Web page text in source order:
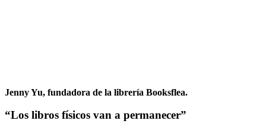
Jenny Yu, fundadora de la librería Booksflea.
“Los libros físicos van a permanecer”